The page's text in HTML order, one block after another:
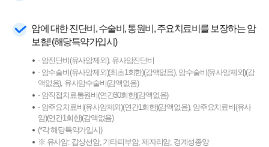
암에 대한 진단비, 수술비, 통원비, 주요치료비를 보장하는 암
보험! (해당특약가입시)
- 암진단비(유사암제외), 유사암진단비
- 암수술비(유사암제외)(최초1회한)(감액없음), 암수술비(유사암제외)(감
액없음), 유사암수술비(감액없음)
- 암직접치료통원비(연간30회한)(감액없음)
- 암주요치료비(유사암제외)(연간1회한)(감액없음), 암주요치료비(유사
암)(연간1회한)(감액없음)
(*각 해당특약가입시)
※ 유사암: 갑상선암, 기타피부암, 제자리암, 경계성종양